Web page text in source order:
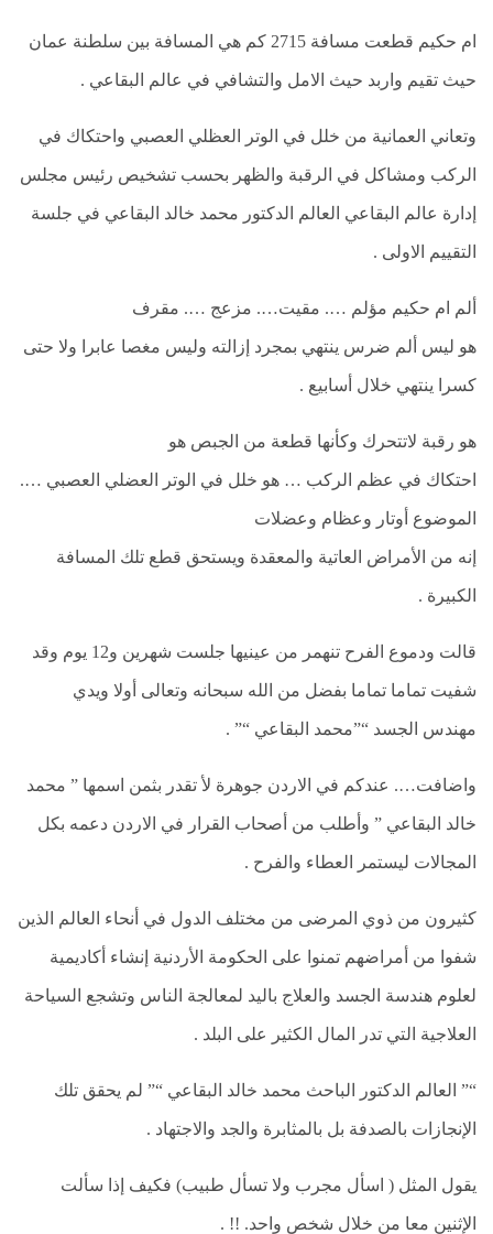
نحن
السيرة
عالم
البقاعي
اتصل
بنا
عالم
البقاعي
البقاعي
الفئة
المستهدفة
ام حكيم قطعت مسافة 2715 كم هي المسافة بين سلطنة عمان
حيث تقيم واربد حيث الامل والتشافي في عالم البقاعي .
وتعاني العمانية من خلل في الوتر العظلي العصبي واحتكاك في
الركب ومشاكل في الرقبة والظهر بحسب تشخيص رئيس مجلس
إدارة عالم البقاعي العالم الدكتور محمد خالد البقاعي في جلسة
التقييم الاولى .
ألم ام حكيم مؤلم …. مقيت…. مزعج …. مقرف
هو ليس ألم ضرس ينتهي بمجرد إزالته وليس مغصا عابرا ولا حتى
كسرا ينتهي خلال أسابيع .
هو رقبة لاتتحرك وكأنها قطعة من الجبص هو
احتكاك في عظم الركب … هو خلل في الوتر العضلي العصبي ….
الموضوع أوتار وعظام وعضلات
إنه من الأمراض العاتية والمعقدة ويستحق قطع تلك المسافة
الكبيرة .
قالت ودموع الفرح تنهمر من عينيها جلست شهرين و12 يوم وقد
شفيت تماما تماما بفضل من الله سبحانه وتعالى أولا ويدي
مهندس الجسد “”محمد البقاعي “” .
واضافت…. عندكم في الاردن جوهرة لأ تقدر بثمن اسمها ” محمد
خالد البقاعي ” وأطلب من أصحاب القرار في الاردن دعمه بكل
المجالات ليستمر العطاء والفرح .
كثيرون من ذوي المرضى من مختلف الدول في أنحاء العالم الذين
شفوا من أمراضهم تمنوا على الحكومة الأردنية إنشاء أكاديمية
لعلوم هندسة الجسد والعلاج باليد لمعالجة الناس وتشجع السياحة
العلاجية التي تدر المال الكثير على البلد .
“” العالم الدكتور الباحث محمد خالد البقاعي “” لم يحقق تلك
الإنجازات بالصدفة بل بالمثابرة والجد والاجتهاد .
يقول المثل ( اسأل مجرب ولا تسأل طبيب) فكيف إذا سألت
الإثنين معا من خلال شخص واحد. !! .